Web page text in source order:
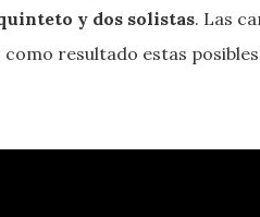
y dos solistas. Las
resultado estas